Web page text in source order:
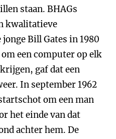
staan. BHAGs
kwalitatieve
Bill Gates in 1980
een computer op elk
gaf dat een
In september 1962
om een man
het einde van dat
achter hem. De